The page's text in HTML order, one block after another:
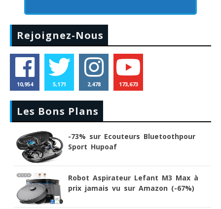
Rejoignez-Nous
10,954 5,171 2,478 173,673
Les Bons Plans
-73% sur Ecouteurs Bluetoothpour
Sport Hupoaf
Robot Aspirateur Lefant M3 Max à
prix jamais vu sur Amazon (-67%)